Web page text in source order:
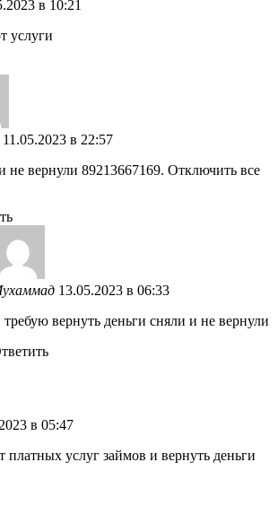
в 10:21
услуги
11.05.2023 в 22:57
не вернули 89213667169. Отключить все
13.05.2023 в 06:33
требую вернуть деньги сняли и не вернули
в 05:47
платных услуг займов и вернуть деньги